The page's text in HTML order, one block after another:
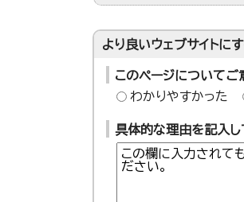
より良いウェブサイトに
このページについて
わかりやすかった
具体的な理由を記入し